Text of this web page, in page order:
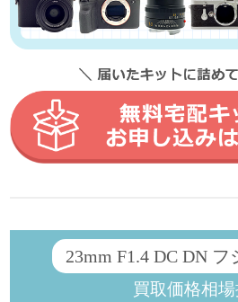
23mm F1.4 DC DN
買取価格相